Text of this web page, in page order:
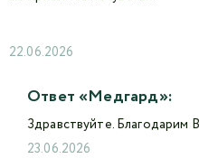
22.06.2026
Ответ «Медгард»:
Здравствуйте. Благодарим
23.06.2026